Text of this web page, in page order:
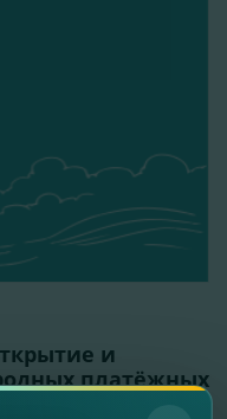
и
платёжных